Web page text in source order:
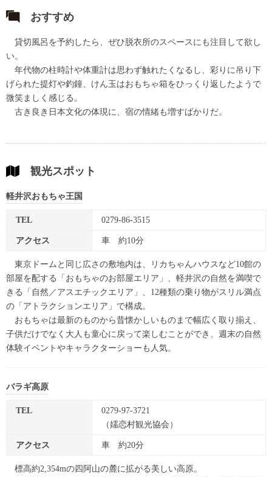
おすすめ
貸切風呂を予約したら、ぜひ脱衣所のスペースにも注目して欲し
い。
年代物の柱時計や体重計は思わず触れたくなるし、彩りに吊り下
げられた提灯や釣鐘、けん玉はおもちゃ箱をひっくり返したようで
微笑ましく感じる。
古き良き日本文化の体現に、宿の情緒も増すばかりだ。
観光スポット
軽井沢おもちゃ王国
TEL 0279-86-3515
アクセス 車 約10分
東京ドームと同じ広さの敷地内は、リカちゃんハウスなど10館の
部屋を配する「おもちゃのお部屋エリア」、軽井沢の自然を満喫で
きる「自然／アスエチックエリア」、12種類の乗り物がスリル満点
の「アトラクションエリア」で構成。
おもちゃは最新のものから昔懐かしいものまで幅広く取り揃え、
子供だけでなく大人も童心に戻って楽しむことができ、週末の自然
体験イベントやキャラクターショーも人気。
バラギ高原
TEL
0279-97-3721
（嬬恋村観光協会）
アクセス 車 約20分
標高約2,354mの四阿山の麓に拡がる美しい高原。